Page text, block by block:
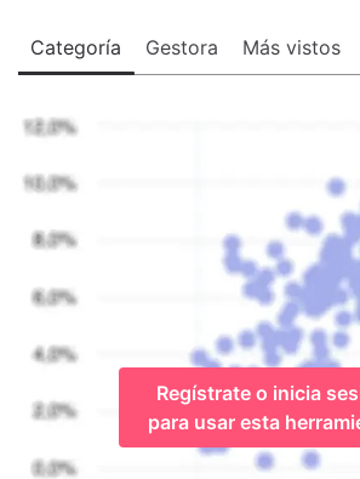
Categoría Gestora Más vistos
Regístrate o inicia
para usar esta